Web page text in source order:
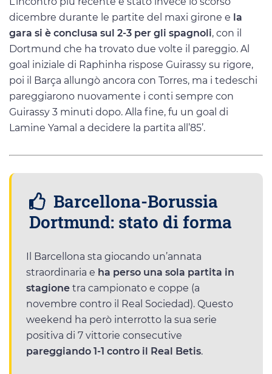
dicembre durante le partite del maxi girone e la
gara si è conclusa sul 2-3 per gli spagnoli, con il
Dortmund che ha trovato due volte il pareggio. Al
goal iniziale di Raphinha rispose Guirassy su rigore,
poi il Barça allungò ancora con Torres, ma i tedeschi
pareggiarono nuovamente i conti sempre con
Guirassy 3 minuti dopo. Alla fine, fu un goal di
Lamine Yamal a decidere la partita all’85’.
Barcellona-Borussia
Dortmund: stato di forma
Il Barcellona sta giocando un’annata
straordinaria e ha perso una sola partita in
stagione tra campionato e coppe (a
novembre contro il Real Sociedad). Questo
weekend ha però interrotto la sua serie
positiva di 7 vittorie consecutive
pareggiando 1-1 contro il Real Betis.